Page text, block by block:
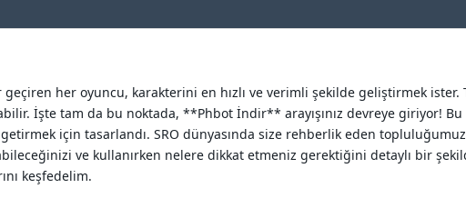
her oyuncu, karakterini en hızlı ve verimli şekilde geliştirmek ister.
İşte tam da bu noktada, **Phbot İndir** arayışınız devreye giriyor!
için tasarlandı. SRO dünyasında size rehberlik eden
ve kullanırken nelere dikkat etmeniz gerektiğini detaylı bir
keşfedelim.